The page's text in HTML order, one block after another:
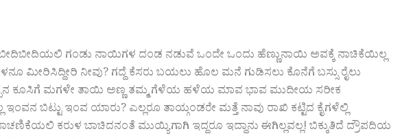
ಗಂಡು ನಾಯಿಗಳ ದಂಡ ನಡುವೆ ಒಂದೇ ಒಂದು ಹೆಣ್ಣುನಾಯಿ ಅವಕ್ಕೆ ನಾಚಿಕೆಯಿಲ್ಲ
ಮೀರಿಸಿದ್ದೀರಿ ನೀವು? ಗದ್ದೆ ಕೆಸರು ಬಯಲು ಹೊಲ ಮನೆ ಗುಡಿಸಲು ಕೊನೆಗೆ ಬಸ್ಸು ರೈಲು
ಅಪ್ಪನ ಕೂಸಿಗೆ ಮಗಳೇ ತಾಯಿ ಅಣ್ಣ ತಮ್ಮ ಗೆಳೆಯ ಹಳೆಯ ಮಾವ ಭಾವ ಮುದೀಯ ಸರೀಕ
ಬಿಟ್ಟು ಇಂವ ಯಾರು? ಎಲ್ಲರೂ ತಾಯ್ಗಂಡರೇ ಮತ್ತೆ ನಾವು ರಾಖಿ ಕಟ್ಟಿದ ಕೈಗಳೆಲ್ಲಿ
ಕರುಳ ಬಾಚಿದನಂತೆ ಮುಯ್ಯಿಗಾಗಿ ಇದ್ದರೂ ಇದ್ದಾನು ಈಗಿಲ್ಲವಲ್ಲ! ಬಿಕ್ಕುತಿದೆ ದ್ರೌಪದಿಯ